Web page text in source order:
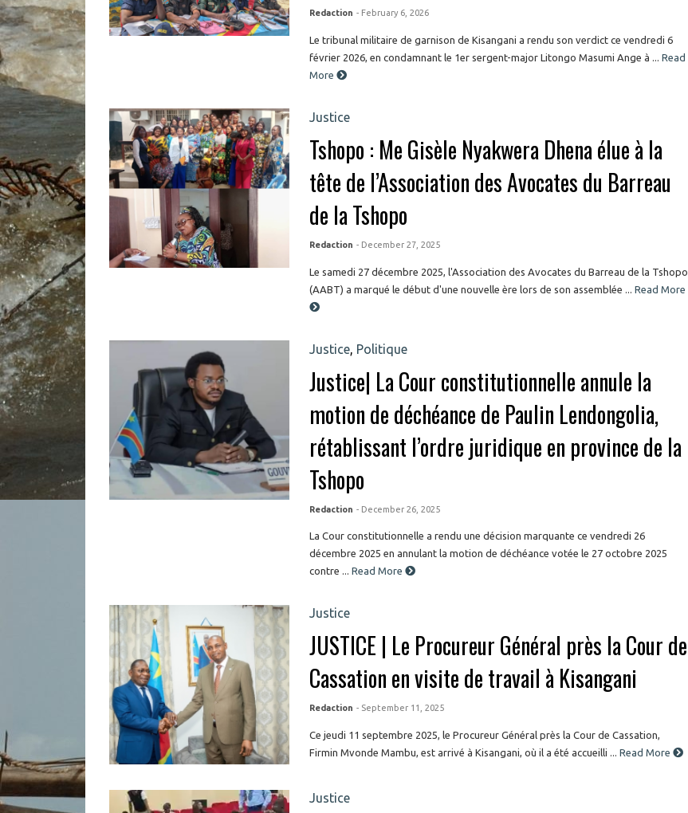
Redaction - February 6, 2026
Le tribunal militaire de garnison de Kisangani a rendu son verdict ce vendredi 6
février 2026, en condamnant le 1er sergent-major Litongo Masumi Ange à ...
Read
More
Justice
Tshopo : Me Gisèle Nyakwera Dhena élue à la
tête de l’Association des Avocates du Barreau
de la Tshopo
Redaction - December 27, 2025
Le samedi 27 décembre 2025, l'Association des Avocates du Barreau de la Tshopo
(AABT) a marqué le début d'une nouvelle ère lors de son assemblée ...
Read More
Justice, Politique
Justice| La Cour constitutionnelle annule la
motion de déchéance de Paulin Lendongolia,
rétablissant l’ordre juridique en province de la
Tshopo
Redaction - December 26, 2025
La Cour constitutionnelle a rendu une décision marquante ce vendredi 26
décembre 2025 en annulant la motion de déchéance votée le 27 octobre 2025
contre ... Read More
Justice
JUSTICE | Le Procureur Général près la Cour de
Cassation en visite de travail à Kisangani
Redaction - September 11, 2025
Ce jeudi 11 septembre 2025, le Procureur Général près la Cour de Cassation,
Firmin Mvonde Mambu, est arrivé à Kisangani, où il a été accueilli ... Read More
Justice